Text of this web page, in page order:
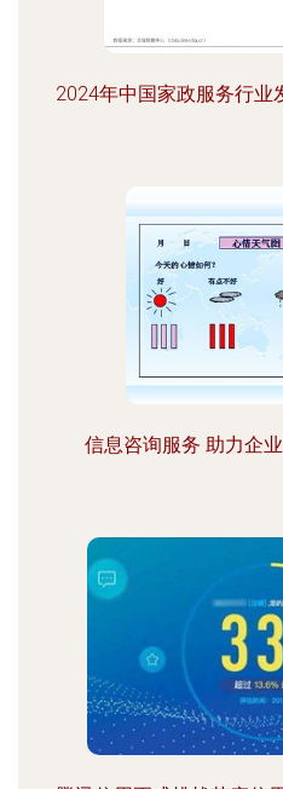
2024年中国家政服务行业
信息咨询服务 助力企